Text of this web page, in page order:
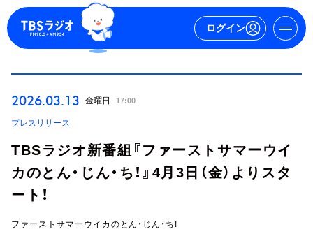
ログイン
2026.03.13 金曜日 17:00
プレスリリース
TBSラジオ新番組『ファーストサマーウイ
カのとん・じん・ち！』4月3日（金）よりスタ
ート！
ファーストサマーウイカのとん・じん・ち!